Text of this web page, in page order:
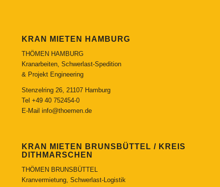
KRAN MIETEN HAMBURG
THÖMEN HAMBURG
Kranarbeiten, Schwerlast-Spedition
& Projekt Engineering
Stenzelring 26, 21107 Hamburg
Tel +49 40 752454-0
E-Mail info@thoemen.de
KRAN MIETEN BRUNSBÜTTEL / KREIS
DITHMARSCHEN
THÖMEN BRUNSBÜTTEL
Kranvermietung, Schwerlast-Logistik